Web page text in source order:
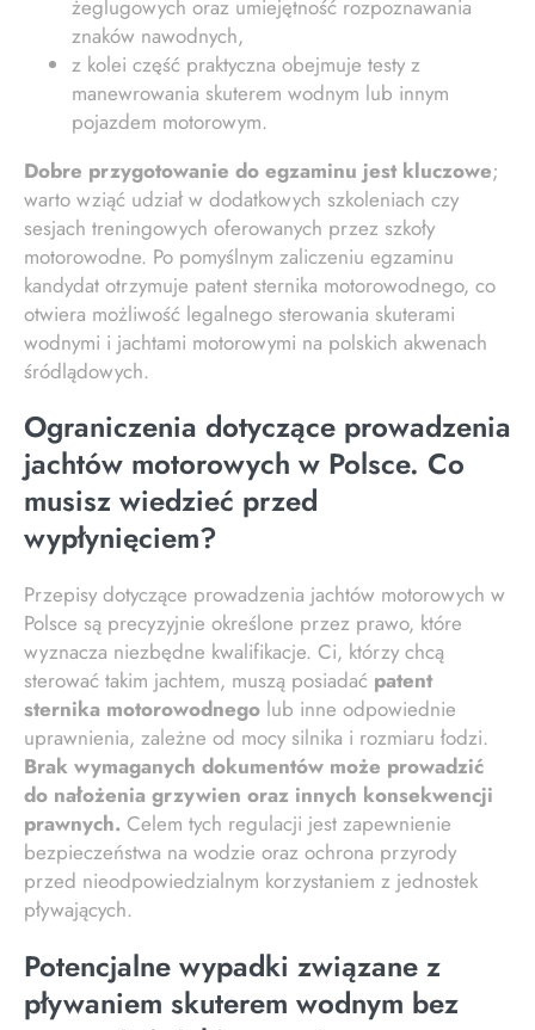
żeglugowych oraz umiejętność rozpoznawania
znaków nawodnych,
z kolei część praktyczna obejmuje testy z
manewrowania skuterem wodnym lub innym
pojazdem motorowym.
Dobre przygotowanie do egzaminu jest kluczowe;
warto wziąć udział w dodatkowych szkoleniach czy
sesjach treningowych oferowanych przez szkoły
motorowodne. Po pomyślnym zaliczeniu egzaminu
kandydat otrzymuje patent sternika motorowodnego, co
otwiera możliwość legalnego sterowania skuterami
wodnymi i jachtami motorowymi na polskich akwenach
śródlądowych.
Ograniczenia dotyczące prowadzenia
jachtów motorowych w Polsce. Co
musisz wiedzieć przed
wypłynięciem?
Przepisy dotyczące prowadzenia jachtów motorowych w
Polsce są precyzyjnie określone przez prawo, które
wyznacza niezbędne kwalifikacje. Ci, którzy chcą
sterować takim jachtem, muszą posiadać patent
sternika motorowodnego lub inne odpowiednie
uprawnienia, zależne od mocy silnika i rozmiaru łodzi.
Brak wymaganych dokumentów może prowadzić
do nałożenia grzywien oraz innych konsekwencji
prawnych. Celem tych regulacji jest zapewnienie
bezpieczeństwa na wodzie oraz ochrona przyrody
przed nieodpowiedzialnym korzystaniem z jednostek
pływających.
Potencjalne wypadki związane z
pływaniem skuterem wodnym bez